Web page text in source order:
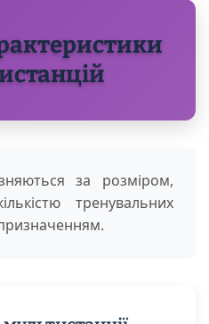
за розміром,
тренувальних